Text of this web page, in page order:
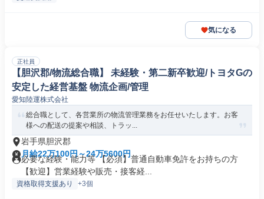
気になる
正社員
【胆沢郡/物流総合職】 未経験・第二新卒歓迎/トヨタGの
安定した経営基盤 物流企画/管理
愛知陸運株式会社
総合職として、各営業所の物流管理業務をお任せいたします。お客
様への配送の提案や相談、トラッ...
岩手県胆沢郡
月給22万100円～24万5600円
必要な経験・能力等 【必須】普通自動車免許をお持ちの方
【歓迎】営業経験や販売・接客経...
資格取得支援あり +3個